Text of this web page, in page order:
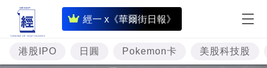
經一 x《華爾街日報》
即
時
財
經
港股IPO 日圓 Pokemon卡 美股科技股